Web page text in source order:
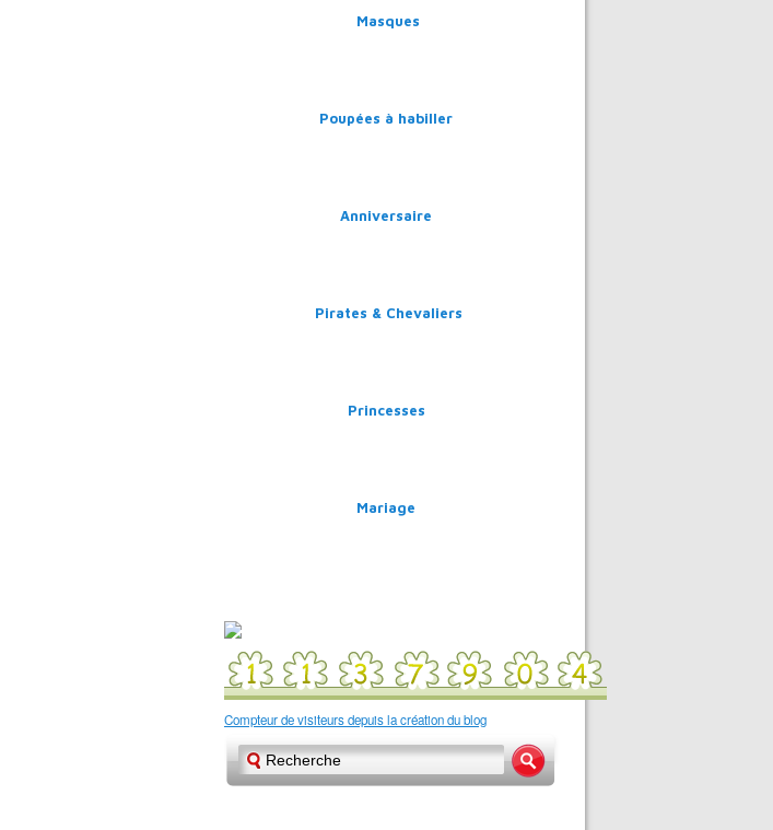
Masques
Poupées à habiller
Anniversaire
Pirates & Chevaliers
Princesses
Mariage
Compteur de visiteurs depuis la création du blog